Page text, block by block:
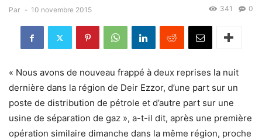
Par - 10 novembre 2015 0
341
« Nous avons de nouveau frappé à deux reprises la nuit
dernière dans la région de Deir Ezzor, d’une part sur un
poste de distribution de pétrole et d’autre part sur une
usine de séparation de gaz », a-t-il dit, après une première
opération similaire dimanche dans la même région, proche